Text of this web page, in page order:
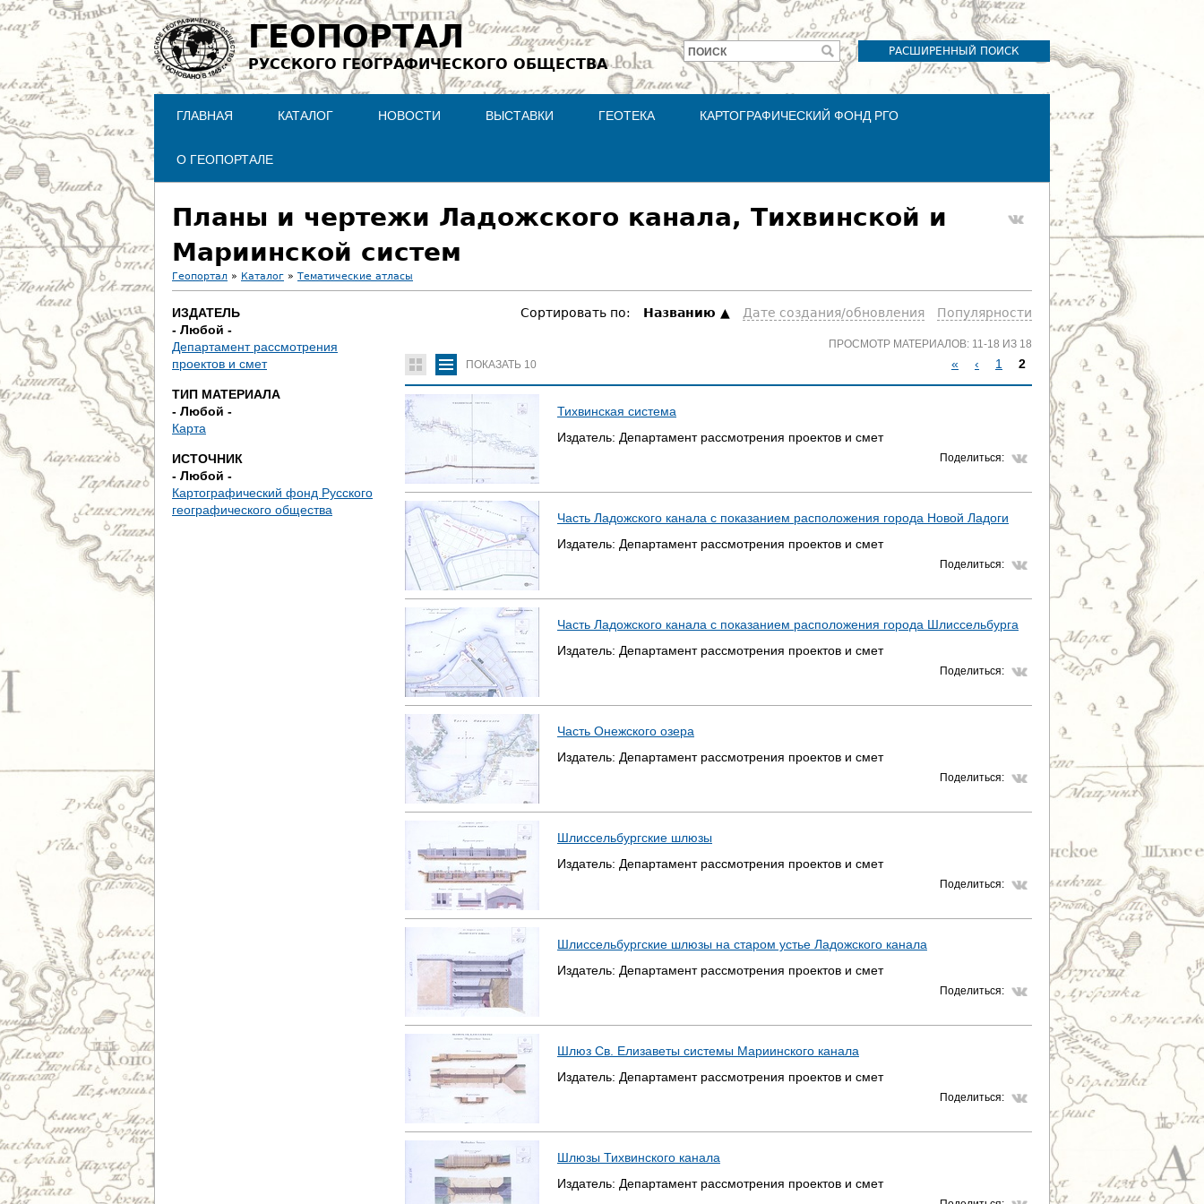
Jump to navigation
ГЕОПОРТАЛ
РУССКОГО ГЕОГРАФИЧЕСКОГО ОБЩЕСТВА
РАСШИРЕННЫЙ ПОИСК
Форма
поиска
ПОИСК
ГЛАВНАЯ КАТАЛОГ НОВОСТИ ВЫСТАВКИ ГЕОТЕКА КАРТОГРАФИЧЕСКИЙ ФОНД РГО
О ГЕОПОРТАЛЕ
Планы и чертежи Ладожского канала, Тихвинской и
Мариинской систем
В
ы
з
д
с
ь
Геопортал » Каталог » Тематические атласы
ИЗДАТЕЛЬ
- Любой -
Департамент рассмотрения
проектов и смет
ТИП МАТЕРИАЛА
- Любой -
Карта
ИСТОЧНИК
- Любой -
Картографический фонд Русского
географического общества
Сортировать по: Hазванию Дате создания/обновления Популярности
ПОКАЗАТЬ 10
ПРОСМОТР МАТЕРИАЛОВ: 11-18 ИЗ 18
С
Р
А
И
Ц
Ы
« ‹ 1 2
Тихвинская система
Издатель: Департамент рассмотрения проектов и смет
Поделиться:
Часть Ладожского канала с показанием расположения города Новой Ладоги
Издатель: Департамент рассмотрения проектов и смет
Поделиться:
Часть Ладожского канала с показанием расположения города Шлиссельбурга
Издатель: Департамент рассмотрения проектов и смет
Поделиться:
Часть Онежского озера
Издатель: Департамент рассмотрения проектов и смет
Поделиться:
Шлиссельбургские шлюзы
Издатель: Департамент рассмотрения проектов и смет
Поделиться:
Шлиссельбургские шлюзы на старом устье Ладожского канала
Издатель: Департамент рассмотрения проектов и смет
Поделиться:
Шлюз Св. Елизаветы системы Мариинского канала
Издатель: Департамент рассмотрения проектов и смет
Поделиться:
Шлюзы Тихвинского канала
Издатель: Департамент рассмотрения проектов и смет